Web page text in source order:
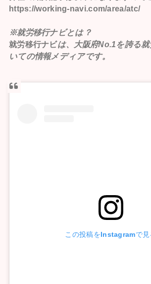
https://working-navi.com/area/atc/
※就労移行ナビとは？
就労移行ナビは、大阪府No.1を誇る
いての情報メディアです。
この投稿をInstagramで見